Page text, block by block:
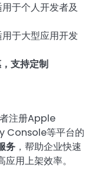
用于个人开发者及
用于大型应用开发
支持定制
注册Apple
Console等平台的
务 ，帮助企业快速
用上架效率。